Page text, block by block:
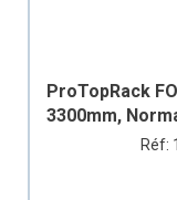
ProTopRack
3300mm,
Réf: